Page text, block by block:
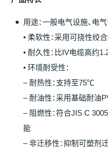
用途：一般电气设施、电
• 柔软性：采用可挠性绞
• 耐久性：比IV电缆高约
• 环境耐受性：
– 耐热性：支持至75℃
– 耐油性：采用基础耐油
– 阻燃性：符合JIS C
能
– 非迁移性：抑制可塑剂